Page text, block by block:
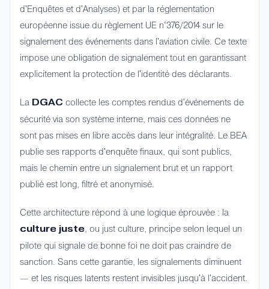
d'Enquêtes et d'Analyses) et par la réglementation
européenne issue du règlement UE n°376/2014 sur le
signalement des événements dans l'aviation civile. Ce texte
impose une obligation de signalement tout en garantissant
explicitement la protection de l'identité des déclarants.
La DGAC collecte les comptes rendus d'événements de
sécurité via son système interne, mais ces données ne
sont pas mises en libre accès dans leur intégralité. Le BEA
publie ses rapports d'enquête finaux, qui sont publics,
mais le chemin entre un signalement brut et un rapport
publié est long, filtré et anonymisé.
Cette architecture répond à une logique éprouvée : la
culture juste, ou just culture, principe selon lequel un
pilote qui signale de bonne foi ne doit pas craindre de
sanction. Sans cette garantie, les signalements diminuent
— et les risques latents restent invisibles jusqu'à l'accident.